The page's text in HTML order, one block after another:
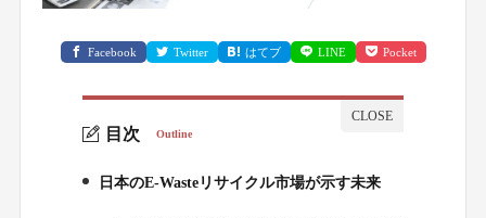
Facebook Twitter はてブ LINE Pocket
目次 Outline
日本のE-Wasteリサイクル市場が示す未来